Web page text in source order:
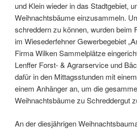
und Klein wieder in das Stadtgebiet,
Weihnachtsbäume einzusammeln.
schreddern zu können, wurden beim
im Wiesederfehner Gewerbegebiet
Firma Wilken Sammelplätze
Lenffer Forst- & Agrarservice und
dafür in den Mittagsstunden mit
einem Anhänger an, um die
Weihnachtsbäume zu Schreddergut
An der diesjährigen